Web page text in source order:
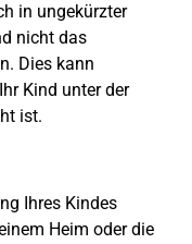
in ungekürzter
nicht das
Dies kann
Kind unter der
ist.
Ihres Kindes
Heim oder die